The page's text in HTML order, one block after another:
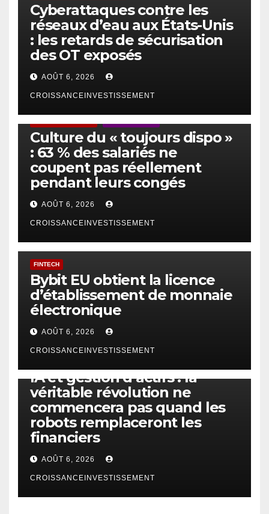
Cyberattaques contre les
réseaux d’eau aux États-Unis
: les retards de sécurisation
des OT exposés
AOÛT 6, 2026
CROISSANCEINVESTISSEMENT
Culture du « toujours dispo »
: 63 % des salariés ne
coupent pas réellement
pendant leurs congés
AOÛT 6, 2026
CROISSANCEINVESTISSEMENT
FINTECH
Bybit EU obtient la licence
d’établissement de monnaie
électronique
AOÛT 6, 2026
CROISSANCEINVESTISSEMENT
IA et gestion d’actifs : la
véritable révolution ne
commencera pas quand les
robots remplaceront les
financiers
AOÛT 6, 2026
CROISSANCEINVESTISSEMENT